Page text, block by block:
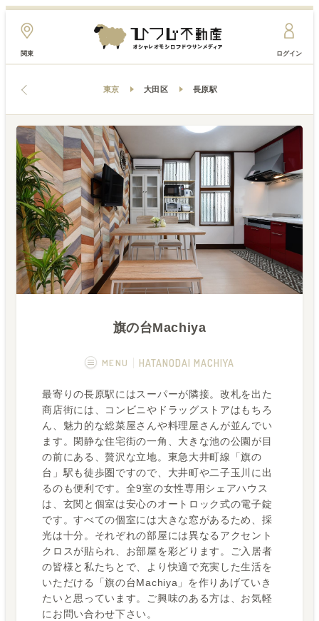
関東 ログイン
東京 大田区 長原駅
旗の台Machiya
MENU HATANODAI MACHIYA
概要 画像一覧
空室状況 運営者
最寄りの長原駅にはスーパーが隣接。改札を出た
商店街には、コンビニやドラッグストアはもちろ
ん、魅力的な総菜屋さんや料理屋さんが並んでい
ます。閑静な住宅街の一角、大きな池の公園が目
の前にある、贅沢な立地。東急大井町線「旗の
台」駅も徒歩圏ですので、大井町や二子玉川に出
るのも便利です。全9室の女性専用シェアハウス
は、玄関と個室は安心のオートロック式の電子錠
です。すべての個室には大きな窓があるため、採
光は十分。それぞれの部屋には異なるアクセント
クロスが貼られ、お部屋を彩どります。ご入居者
の皆様と私たちとで、より快適で充実した生活を
いただける「旗の台Machiya」を作りあげていき
たいと思っています。ご興味のある方は、お気軽
にお問い合わせ下さい。